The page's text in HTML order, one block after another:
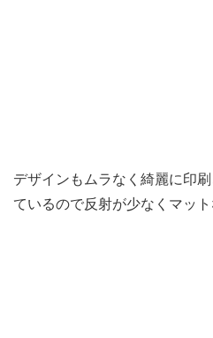
デザインもムラなく綺麗に印
ているので反射が少なくマット